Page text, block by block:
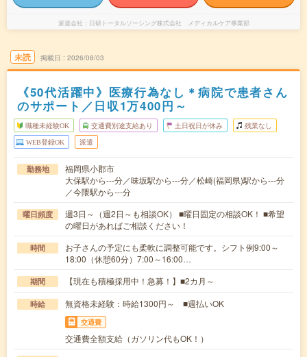
派遣会社 日研トータルソーシング株式会社 メディカルケア事業部
未読 掲載日 2026/08/03
《50代活躍中》医療行為なし＊病院で患者さん
のサポート／日収1万400円～
職種未経験OK 交通費別途支給あり 土日祝日が休み 残業なし
WEB登録OK 派遣
勤務地
福岡県小郡市
大保駅から---分／味坂駅から---分／松崎(福岡県)駅から---分
／今隈駅から---分
曜日頻度
週3日～（週2日～も相談OK） ■曜日固定の相談OK！ ■希望
の曜日があればご相談ください！
時間
お子さんの予定にも柔軟に調整可能です。シフト例9:00～
18:00（休憩60分）7:00～16:00…
期間 【現在も積極採用中！急募！】■2カ月～
時給 無資格未経験：時給1300円～ ■週払いOK
交通費
交通費全額支給（ガソリン代もOK！）